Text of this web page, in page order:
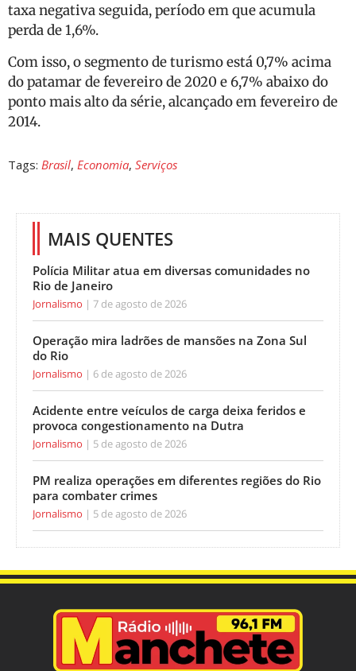
taxa negativa seguida, período em que acumula
perda de 1,6%.
Com isso, o segmento de turismo está 0,7% acima
do patamar de fevereiro de 2020 e 6,7% abaixo do
ponto mais alto da série, alcançado em fevereiro de
2014.
Tags: Brasil, Economia, Serviços
MAIS QUENTES
Polícia Militar atua em diversas comunidades no
Rio de Janeiro
Jornalismo 7 de agosto de 2026
Operação mira ladrões de mansões na Zona Sul
do Rio
Jornalismo 6 de agosto de 2026
Acidente entre veículos de carga deixa feridos e
provoca congestionamento na Dutra
Jornalismo 5 de agosto de 2026
PM realiza operações em diferentes regiões do Rio
para combater crimes
Jornalismo 5 de agosto de 2026